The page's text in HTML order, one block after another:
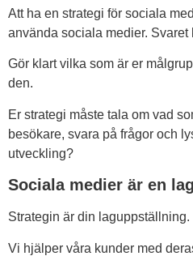
Att ha en strategi för sociala
använda sociala medier.
Gör klart vilka som är er
den.
Er strategi måste tala om vad
besökare, svara på frågor och
utveckling?
Sociala medier är en
Strategin är din
Vi hjälper våra kunder med